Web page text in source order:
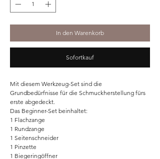
In den Warenkorb
Sofortkauf
Mit diesem Werkzeug-Set sind die
Grundbedürfnisse für die Schmuckherstellung fürs
erste abgedeckt.
Das Beginner-Set beinhaltet:
1 Flachzange
1 Rundzange
1 Seitenschneider
1 Pinzette
1 Biegeringöffner